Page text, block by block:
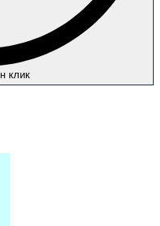
клик